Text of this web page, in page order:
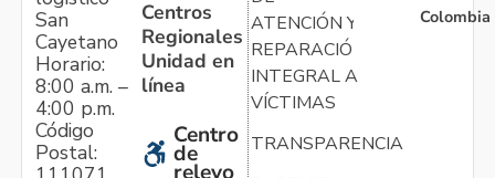
San
Cayetano
Horario:
8:00 a.m. –
4:00 p.m.
Código
Postal:
Centros
Regionales
Unidad en
línea
Centro
de
relevo
ATENCIÓN Y
REPARACIÓN
INTEGRAL A
VÍCTIMAS
TRANSPARENCIA
Colombia